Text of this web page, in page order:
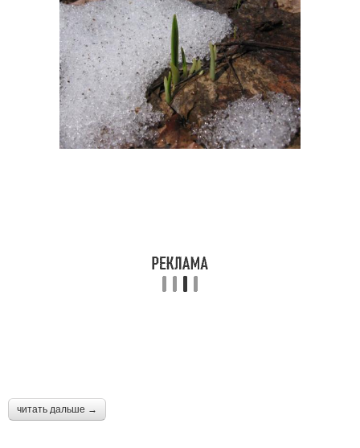
читать дальше →